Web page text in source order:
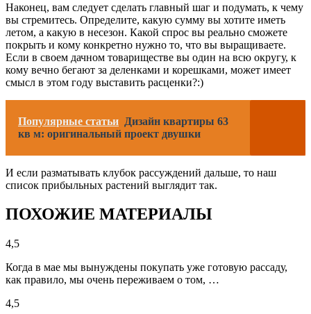
Наконец, вам следует сделать главный шаг и подумать, к чему
вы стремитесь. Определите, какую сумму вы хотите иметь
летом, а какую в несезон. Какой спрос вы реально сможете
покрыть и кому конкретно нужно то, что вы выращиваете.
Если в своем дачном товариществе вы один на всю округу, к
кому вечно бегают за деленками и корешками, может имеет
смысл в этом году выставить расценки?:)
Популярные статьи Дизайн квартиры 63
кв м: оригинальный проект двушки
И если разматывать клубок рассуждений дальше, то наш
список прибыльных растений выглядит так.
ПОХОЖИЕ МАТЕРИАЛЫ
4,5
Когда в мае мы вынуждены покупать уже готовую рассаду,
как правило, мы очень переживаем о том, …
4,5